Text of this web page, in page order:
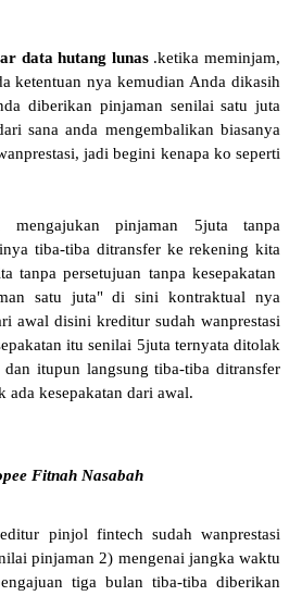
data hutang lunas.ketika meminjam,
ketentuan nya kemudian Anda dikasih
diberikan pinjaman senilai satu juta
sana anda mengembalikan biasanya
jadi begini kenapa ko seperti
mengajukan pinjaman 5juta tanpa
tiba-tiba ditransfer ke rekening kita
tanpa persetujuan tanpa kesepakatan
satu juta" di sini kontraktual nya
awal disini kreditur sudah wanprestasi
itu senilai 5juta ternyata ditolak
dan itupun langsung tiba-tiba ditransfer
kesepakatan dari awal.
Fitnah Nasabah
pinjol fintech sudah wanprestasi
pinjaman 2) mengenai jangka waktu
tiga bulan tiba-tiba diberikan